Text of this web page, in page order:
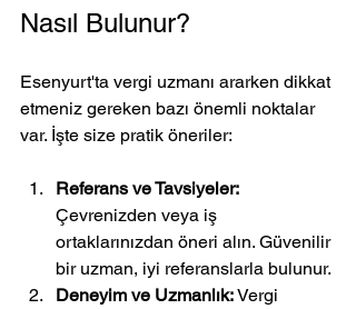
Nasıl Bulunur?
Esenyurt'ta vergi uzmanı ararken dikkat
etmeniz gereken bazı önemli noktalar
var. İşte size pratik öneriler:
Referans ve Tavsiyeler:
Çevrenizden veya iş
ortaklarınızdan öneri alın. Güvenilir
bir uzman, iyi referanslarla bulunur.
Deneyim ve Uzmanlık: Vergi